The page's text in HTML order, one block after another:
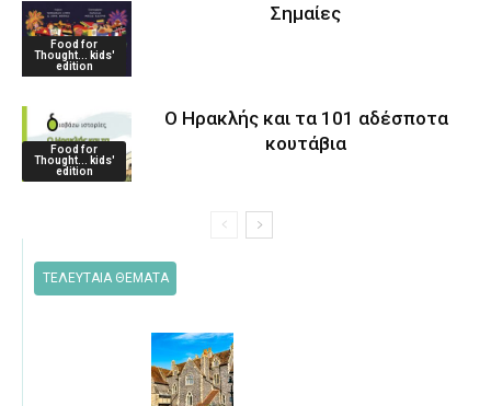
Food for
Thought... kids'
edition
Σημαίες
Food for
Thought... kids'
edition
Ο Ηρακλής και τα 101 αδέσποτα
κουτάβια
ΤΕΛΕΥΤΑΙΑ ΘΕΜΑΤΑ